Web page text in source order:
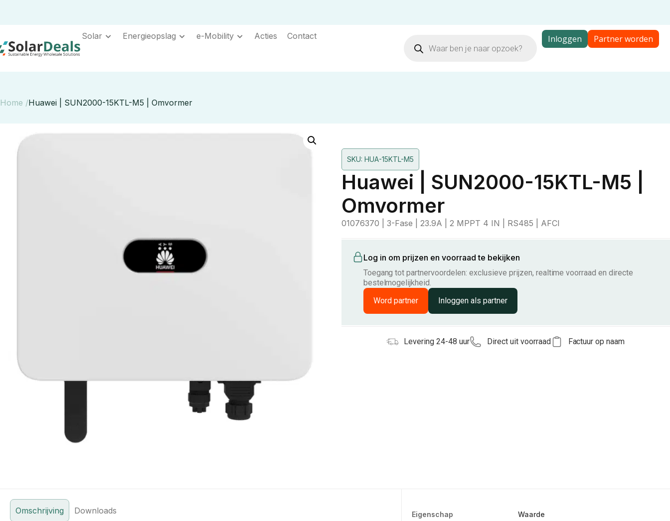
Solar Energieopslag e-Mobility Acties Contact Inloggen Partner worden
Home /Huawei | SUN2000-15KTL-M5 | Omvormer
SKU: HUA-15KTL-M5
Huawei | SUN2000-15KTL-M5 |
Omvormer
01076370 | 3-Fase | 23.9A | 2 MPPT 4 IN | RS485 | AFCI
Log in om prijzen en voorraad te bekijken
Toegang tot partnervoordelen: exclusieve prijzen, realtime voorraad en directe
bestelmogelijkheid.
Word partner
Inloggen als partner
Levering 24-48 uur Direct uit voorraad Factuur op naam
Omschrijving Downloads Eigenschap Waarde